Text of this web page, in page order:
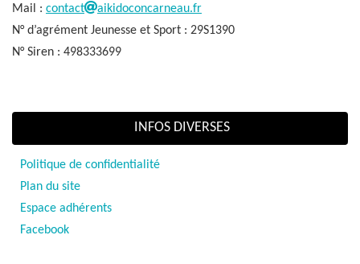
Mail : contact
aikidoconcarneau.fr
N° d’agrément Jeunesse et Sport : 29S1390
N° Siren : 498333699
INFOS DIVERSES
Politique de confidentialité
Plan du site
Espace adhérents
Facebook